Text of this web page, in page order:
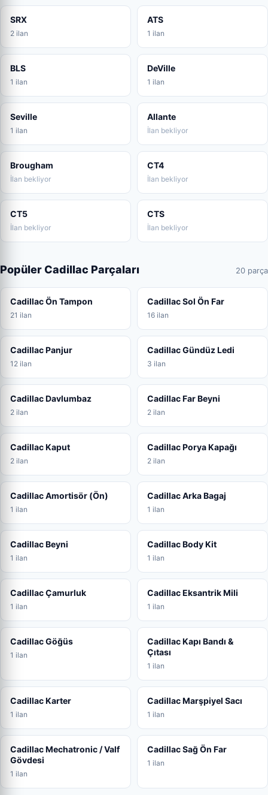
SRX
2 ilan
ATS
1 ilan
BLS
1 ilan
DeVille
1 ilan
Seville
1 ilan
Allante
İlan bekliyor
Brougham
İlan bekliyor
CT4
İlan bekliyor
CT5
İlan bekliyor
CTS
İlan bekliyor
Popüler Cadillac Parçaları 20 parça
Cadillac Ön Tampon
21 ilan
Cadillac Sol Ön Far
16 ilan
Cadillac Panjur
12 ilan
Cadillac Gündüz Ledi
3 ilan
Cadillac Davlumbaz
2 ilan
Cadillac Far Beyni
2 ilan
Cadillac Kaput
2 ilan
Cadillac Porya Kapağı
2 ilan
Cadillac Amortisör (Ön)
1 ilan
Cadillac Arka Bagaj
1 ilan
Cadillac Beyni
1 ilan
Cadillac Body Kit
1 ilan
Cadillac Çamurluk
1 ilan
Cadillac Eksantrik Mili
1 ilan
Cadillac Göğüs
1 ilan
Cadillac Kapı Bandı &
Çıtası
1 ilan
Cadillac Karter
1 ilan
Cadillac Marşpiyel Sacı
1 ilan
Cadillac Mechatronic / Valf
Gövdesi
1 ilan
Cadillac Sağ Ön Far
1 ilan